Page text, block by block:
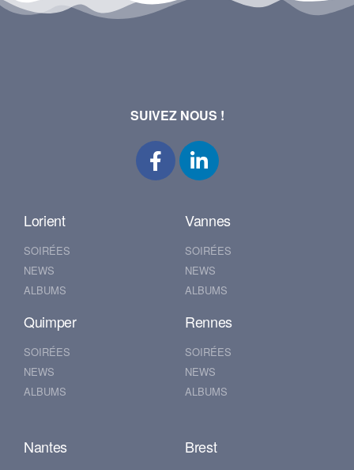
SUIVEZ NOUS !
Lorient
SOIRÉES
NEWS
ALBUMS
Vannes
SOIRÉES
NEWS
ALBUMS
Quimper
SOIRÉES
NEWS
ALBUMS
Rennes
SOIRÉES
NEWS
ALBUMS
Nantes Brest